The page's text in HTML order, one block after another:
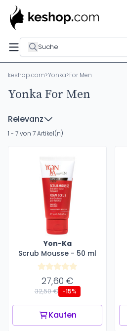
Suche
keshop.com>Yonka>For Men
Yonka For Men
Relevanz
1 - 7 von 7 Artikel(n)
Yon-Ka
Scrub Mousse - 50 ml
27,60 €
32,50 € -15%
Kaufen